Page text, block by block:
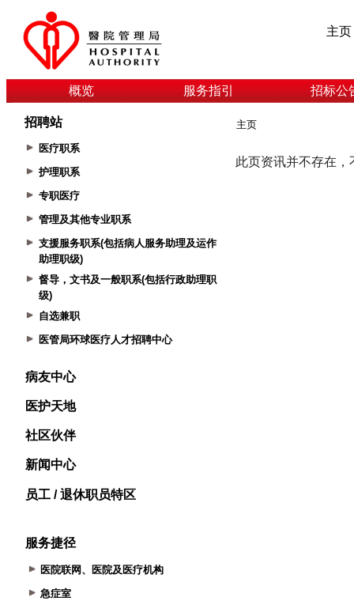
主页
概览 服务指引 招标公
招聘站
医疗职系
护理职系
专职医疗
管理及其他专业职系
支援服务职系(包括病人服务助理及运作
助理职级)
督导，文书及一般职系(包括行政助理职
级)
自选兼职
医管局环球医疗人才招聘中心
病友中心
医护天地
社区伙伴
新闻中心
员工 / 退休职员特区
服务捷径
医院联网、医院及医疗机构
急症室
主页